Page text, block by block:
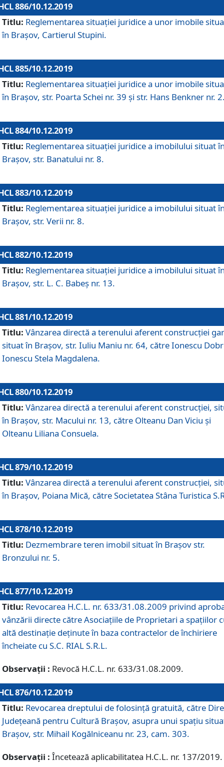
886/10.12.2019
Titlu: Reglementarea situaţiei juridice a unor imobile
în Braşov, Cartierul Stupini.
885/10.12.2019
Titlu: Reglementarea situației juridice a unor imobile
în Brașov, str. Poarta Schei nr. 39 și str. Hans Benkner nr.
884/10.12.2019
Titlu: Reglementarea situației juridice a imobilului situat
Brașov, str. Banatului nr. 8.
883/10.12.2019
Titlu: Reglementarea situației juridice a imobilului situat
Brașov, str. Verii nr. 8.
882/10.12.2019
Titlu: Reglementarea situației juridice a imobilului situat
Brașov, str. L. C. Babeș nr. 13.
881/10.12.2019
Titlu: Vânzarea directă a terenului aferent construcției
situat în Brașov, str. Iuliu Maniu nr. 64, către Ionescu
Ionescu Stela Magdalena.
880/10.12.2019
Titlu: Vânzarea directă a terenului aferent construcției,
în Brașov, str. Macului nr. 13, către Olteanu Dan Viciu și
Olteanu Liliana Consuela.
879/10.12.2019
Titlu: Vânzarea directă a terenului aferent construcției,
în Brașov, Poiana Mică, către Societatea Stâna Turistica
878/10.12.2019
Titlu: Dezmembrare teren imobil situat în Brașov str.
Bronzului nr. 5.
877/10.12.2019
Titlu: Revocarea H.C.L. nr. 633/31.08.2009 privind
vânzării directe către Asociațiile de Proprietari a spațiilor
altă destinație deținute în baza contractelor de închiriere
încheiate cu S.C. RIAL S.R.L.
Observații : Revocă H.C.L. nr. 633/31.08.2009.
876/10.12.2019
Titlu: Revocarea dreptului de folosinţă gratuită, către
Judeţeană pentru Cultură Braşov, asupra unui spaţiu
Braşov, str. Mihail Kogălniceanu nr. 23, cam. 303.
Observații : Încetează aplicabilitatea H.C.L. nr. 137/2019.